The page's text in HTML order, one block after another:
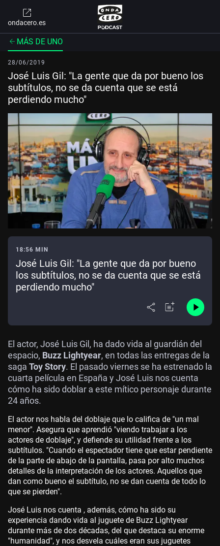
ondacero.es
MÁS DE UNO
28/06/2019
José Luis Gil: "La gente que da por bueno los
subtítulos, no se da cuenta que se está
perdiendo mucho"
18:56 MIN
José Luis Gil: "La gente que da por bueno
los subtítulos, no se da cuenta que se está
perdiendo mucho"
El actor, José Luis Gil, ha dado vida al guardián del
espacio, Buzz Lightyear, en todas las entregas de la
saga Toy Story. El pasado viernes se ha estrenado la
cuarta película en España y José Luis nos cuenta
cómo ha sido doblar a este mítico personaje durante
24 años.
El actor nos habla del doblaje que lo califica de "un mal
menor". Asegura que aprendió "viendo trabajar a los
actores de doblaje", y defiende su utilidad frente a los
subtítulos. "Cuando el espectador tiene que estar pendiente
de la parte de abajo de la pantalla, pasa por alto muchos
detalles de la interpretación de los actores. Aquellos que
dan como bueno el subtítulo, no se dan cuenta de todo lo
que se pierden".
José Luis nos cuenta , además, cómo ha sido su
experiencia dando vida al juguete de Buzz Lightyear
durante más de dos décadas, del que destaca su enorme
"humanidad", y nos desvela cuáles eran sus juguetes